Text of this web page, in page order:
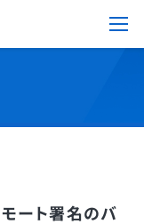
ート署名のバ